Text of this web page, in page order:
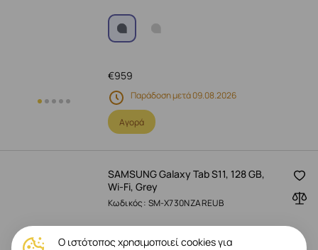
959
€
Παράδοση μετά 09.08.2026
Αγορά
SAMSUNG Galaxy Tab S11, 128 GB,
Wi-Fi, Grey
Κωδικός: SM-X730NZAREUB
Ο ιστότοπος χρησιμοποιεί cookies για